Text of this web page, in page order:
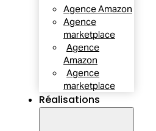
Agence Amazon
Agence
marketplace
Agence
Amazon
Agence
marketplace
Réalisations